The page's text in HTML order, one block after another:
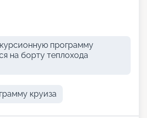
программу
на борту теплохода
круиза